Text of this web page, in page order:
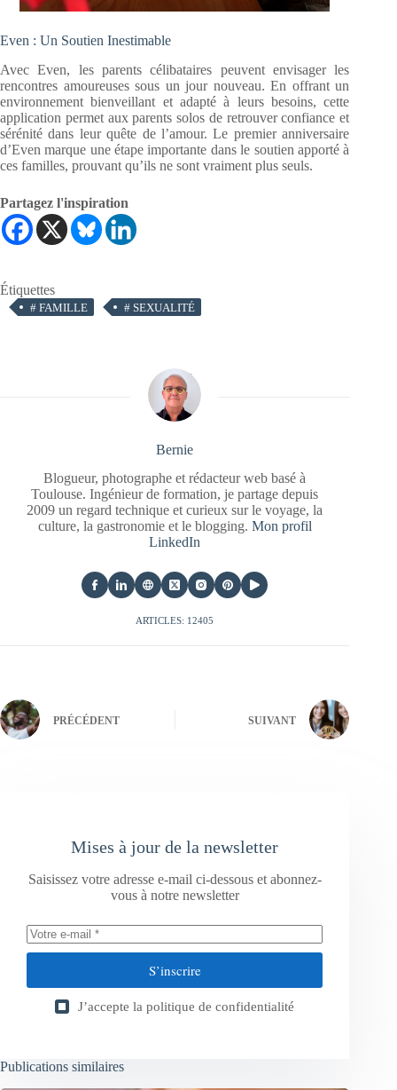
Even : Un Soutien Inestimable
Avec Even, les parents célibataires peuvent envisager les
rencontres amoureuses sous un jour nouveau. En offrant un
environnement bienveillant et adapté à leurs besoins, cette
application permet aux parents solos de retrouver confiance et
sérénité dans leur quête de l’amour. Le premier anniversaire
d’Even marque une étape importante dans le soutien apporté à
ces familles, prouvant qu’ils ne sont vraiment plus seuls.
Partagez l'inspiration
Étiquettes
# FAMILLE # SEXUALITÉ
Bernie
Blogueur, photographe et rédacteur web basé à
Toulouse. Ingénieur de formation, je partage depuis
2009 un regard technique et curieux sur le voyage, la
culture, la gastronomie et le blogging. Mon profil
LinkedIn
ARTICLES: 12405
PRÉCÉDENT SUIVANT
Mises à jour de la newsletter
Saisissez votre adresse e-mail ci-dessous et abonnez-
vous à notre newsletter
S’inscrire
J’accepte la politique de confidentialité
Publications similaires